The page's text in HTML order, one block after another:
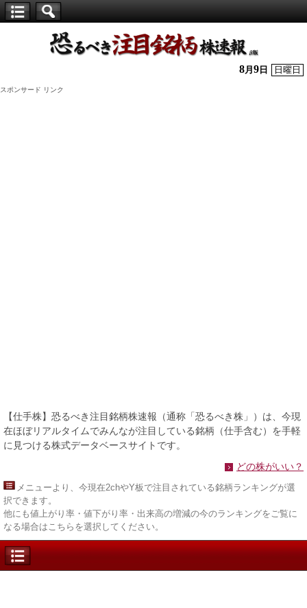
株】
8月 9 日 日曜日
スポンサード リンク
【仕手株】恐るべき注目銘柄株速報（通称「恐るべき株」）は、今現
在ほぼリアルタイムでみんなが注目している銘柄（仕手含む）を手軽
に見つける株式データベースサイトです。
どの株がいい？
メニューより、今現在2chやY板で注目されている銘柄ランキングが選
択できます。
他にも値上がり率・値下がり率・出来高の増減の今のランキングをご覧に
なる場合はこちらを選択してください。